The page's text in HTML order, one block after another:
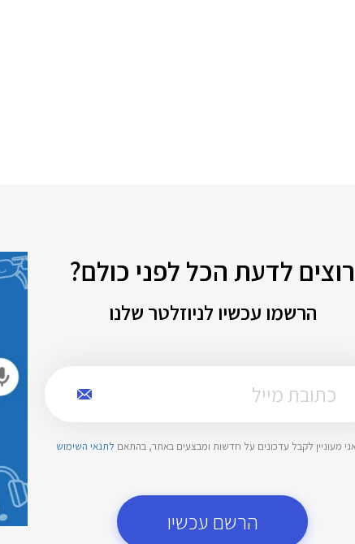
רוצים לדעת הכל לפני כולם?
הרשמו עכשיו לניוזלטר שלנו
מעוניין לקבל עדכונים על חדשות ומבצעים באתר, בהתאם לתנאי השימוש
הרשם עכשיו